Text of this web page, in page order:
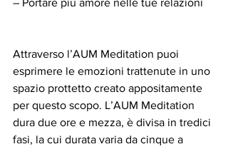
Attraverso l’AUM Meditation puoi
esprimere le emozioni trattenute in uno
spazio prottetto creato appositamente
per questo scopo. L’AUM Meditation
dura due ore e mezza, è divisa in tredici
fasi, la cui durata varia da cinque a